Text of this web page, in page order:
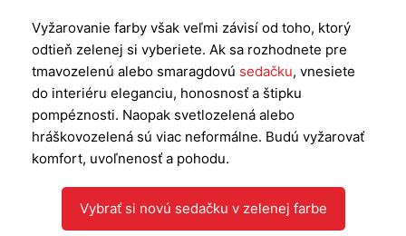
Vyžarovanie farby však veľmi závisí od toho, ktorý
odtieň zelenej si vyberiete. Ak sa rozhodnete pre
tmavozelenú alebo smaragdovú sedačku, vnesiete
do interiéru eleganciu, honosnosť a štipku
pompéznosti. Naopak svetlozelená alebo
hráškovozelená sú viac neformálne. Budú vyžarovať
komfort, uvoľnenosť a pohodu.
Vybrať si novú sedačku v zelenej farbe